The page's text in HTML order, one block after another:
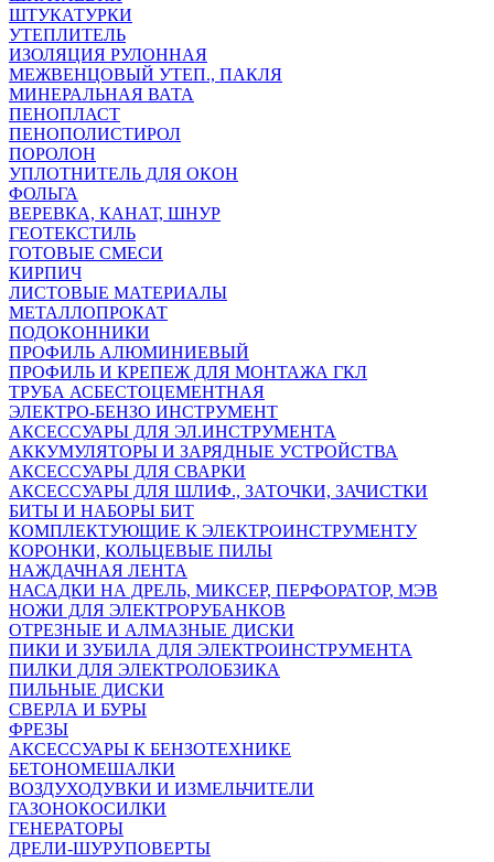
ШТУКАТУРКИ
УТЕПЛИТЕЛЬ
ИЗОЛЯЦИЯ РУЛОННАЯ
МЕЖВЕНЦОВЫЙ УТЕП., ПАКЛЯ
МИНЕРАЛЬНАЯ ВАТА
ПЕНОПЛАСТ
ПЕНОПОЛИСТИРОЛ
ПОРОЛОН
УПЛОТНИТЕЛЬ ДЛЯ ОКОН
ФОЛЬГА
ВЕРЕВКА, КАНАТ, ШНУР
ГЕОТЕКСТИЛЬ
ГОТОВЫЕ СМЕСИ
КИРПИЧ
ЛИСТОВЫЕ МАТЕРИАЛЫ
МЕТАЛЛОПРОКАТ
ПОДОКОННИКИ
ПРОФИЛЬ АЛЮМИНИЕВЫЙ
ПРОФИЛЬ И КРЕПЕЖ ДЛЯ МОНТАЖА ГКЛ
ТРУБА АСБЕСТОЦЕМЕНТНАЯ
ЭЛЕКТРО-БЕНЗО ИНСТРУМЕНТ
АКСЕССУАРЫ ДЛЯ ЭЛ.ИНСТРУМЕНТА
АККУМУЛЯТОРЫ И ЗАРЯДНЫЕ УСТРОЙСТВА
АКСЕССУАРЫ ДЛЯ СВАРКИ
АКСЕССУАРЫ ДЛЯ ШЛИФ., ЗАТОЧКИ, ЗАЧИСТКИ
БИТЫ И НАБОРЫ БИТ
КОМПЛЕКТУЮЩИЕ К ЭЛЕКТРОИНСТРУМЕНТУ
КОРОНКИ, КОЛЬЦЕВЫЕ ПИЛЫ
НАЖДАЧНАЯ ЛЕНТА
НАСАДКИ НА ДРЕЛЬ, МИКСЕР, ПЕРФОРАТОР, МЭВ
НОЖИ ДЛЯ ЭЛЕКТРОРУБАНКОВ
ОТРЕЗНЫЕ И АЛМАЗНЫЕ ДИСКИ
ПИКИ И ЗУБИЛА ДЛЯ ЭЛЕКТРОИНСТРУМЕНТА
ПИЛКИ ДЛЯ ЭЛЕКТРОЛОБЗИКА
ПИЛЬНЫЕ ДИСКИ
СВЕРЛА И БУРЫ
ФРЕЗЫ
АКСЕССУАРЫ К БЕНЗОТЕХНИКЕ
БЕТОНОМЕШАЛКИ
ВОЗДУХОДУВКИ И ИЗМЕЛЬЧИТЕЛИ
ГАЗОНОКОСИЛКИ
ГЕНЕРАТОРЫ
ДРЕЛИ-ШУРУПОВЕРТЫ